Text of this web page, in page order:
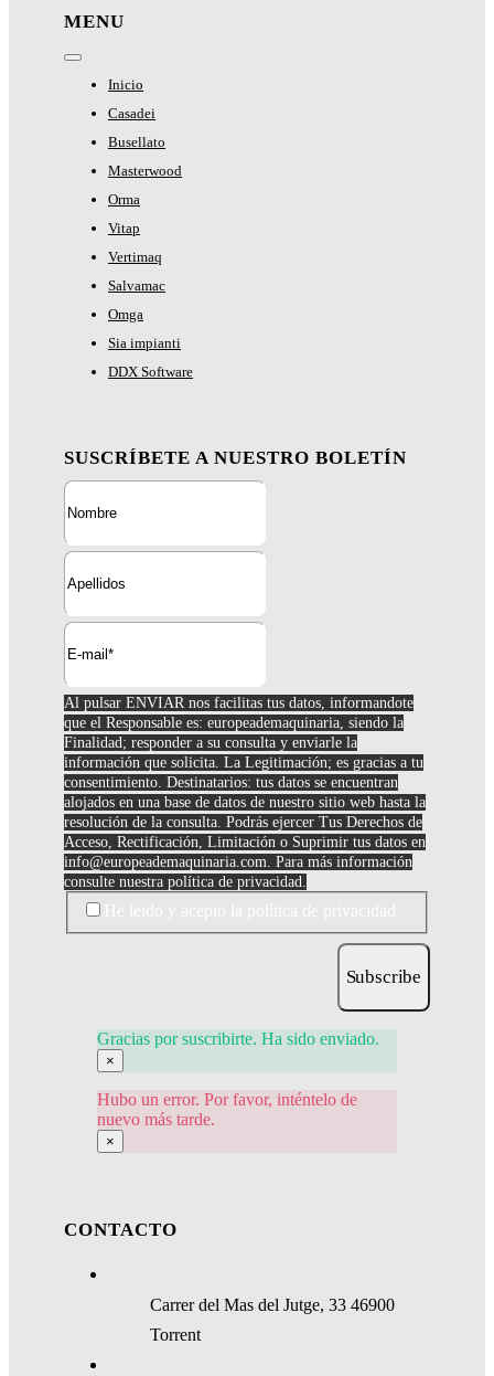
MENU
Toggle
Navigation
Inicio
Casadei
Busellato
Masterwood
Orma
Vitap
Vertimaq
Salvamac
Omga
Sia impianti
DDX Software
SUSCRÍBETE A NUESTRO BOLETÍN
Al pulsar ENVIAR nos facilitas tus datos, informandote
que el Responsable es: europeademaquinaria, siendo la
Finalidad; responder a su consulta y enviarle la
información que solicita. La Legitimación; es gracias a tu
consentimiento. Destinatarios: tus datos se encuentran
alojados en una base de datos de nuestro sitio web hasta la
resolución de la consulta. Podrás ejercer Tus Derechos de
Acceso, Rectificación, Limitación o Suprimir tus datos en
info@europeademaquinaria.com . Para más información
consulte nuestra política de privacidad.
Subscribe
Gracias por suscribirte. Ha sido enviado.
×
Hubo un error. Por favor, inténtelo de
nuevo más tarde.
×
CONTACTO
Carrer del Mas del Jutge, 33 46900
Torrent